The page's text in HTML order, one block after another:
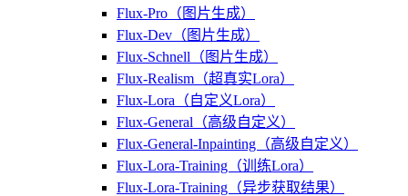
Flux-Pro（图片生成）
Flux-Dev（图片生成）
Flux-Schnell（图片生成）
Flux-Realism（超真实Lora）
Flux-Lora（自定义Lora）
Flux-General（高级自定义）
Flux-General-Inpainting（高级自定义）
Flux-Lora-Training（训练Lora）
Flux-Lora-Training（异步获取结果）